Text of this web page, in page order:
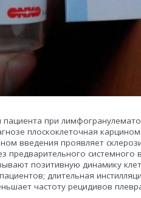
при
плоскоклеточная
введения проявляет
предварительного
позитивную динамику
длительная
частоту рецидивов